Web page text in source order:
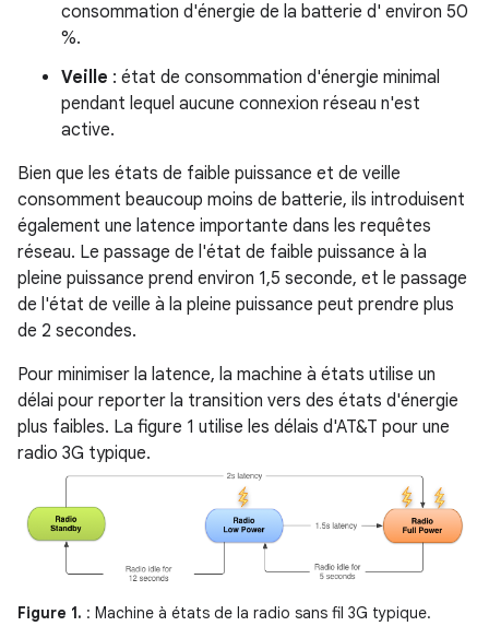
consommation d'énergie de la batterie d' environ 50
%.
Veille : état de consommation d'énergie minimal
pendant lequel aucune connexion réseau n'est
active.
Bien que les états de faible puissance et de veille
consomment beaucoup moins de batterie, ils introduisent
également une latence importante dans les requêtes
réseau. Le passage de l'état de faible puissance à la
pleine puissance prend environ 1,5 seconde, et le passage
de l'état de veille à la pleine puissance peut prendre plus
de 2 secondes.
Pour minimiser la latence, la machine à états utilise un
délai pour reporter la transition vers des états d'énergie
plus faibles. La figure 1 utilise les délais d'AT&T pour une
radio 3G typique.
Figure 1. : Machine à états de la radio sans fil 3G typique.